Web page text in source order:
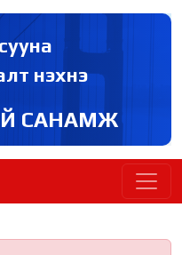
нэхнэ
САНАМЖ